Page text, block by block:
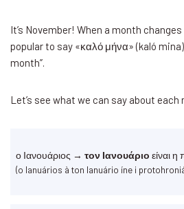
It’s November! When a month
popular to say «καλό μήνα» (kaló
month”.
Let’s see what we can say about each
ο Ιανουάριος → τον Ιανουάριο είναι
(o Ianuários à ton Ianuário íne i